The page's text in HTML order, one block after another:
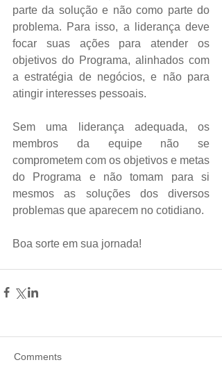
parte da solução e não como parte do
problema. Para isso, a liderança deve
focar suas ações para atender os
objetivos do Programa, alinhados com
a estratégia de negócios, e não para
atingir interesses pessoais.
Sem uma liderança adequada, os
membros da equipe não se
comprometem com os objetivos e metas
do Programa e não tomam para si
mesmos as soluções dos diversos
problemas que aparecem no cotidiano.
Boa sorte em sua jornada!
Comments